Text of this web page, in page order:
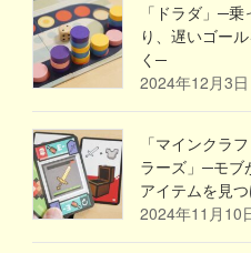
「ドラダ」─
り、遅いゴー
く─
2024年12月3日
「マインクラ
ラーズ」─モブ
アイテムを見
2024年11月10